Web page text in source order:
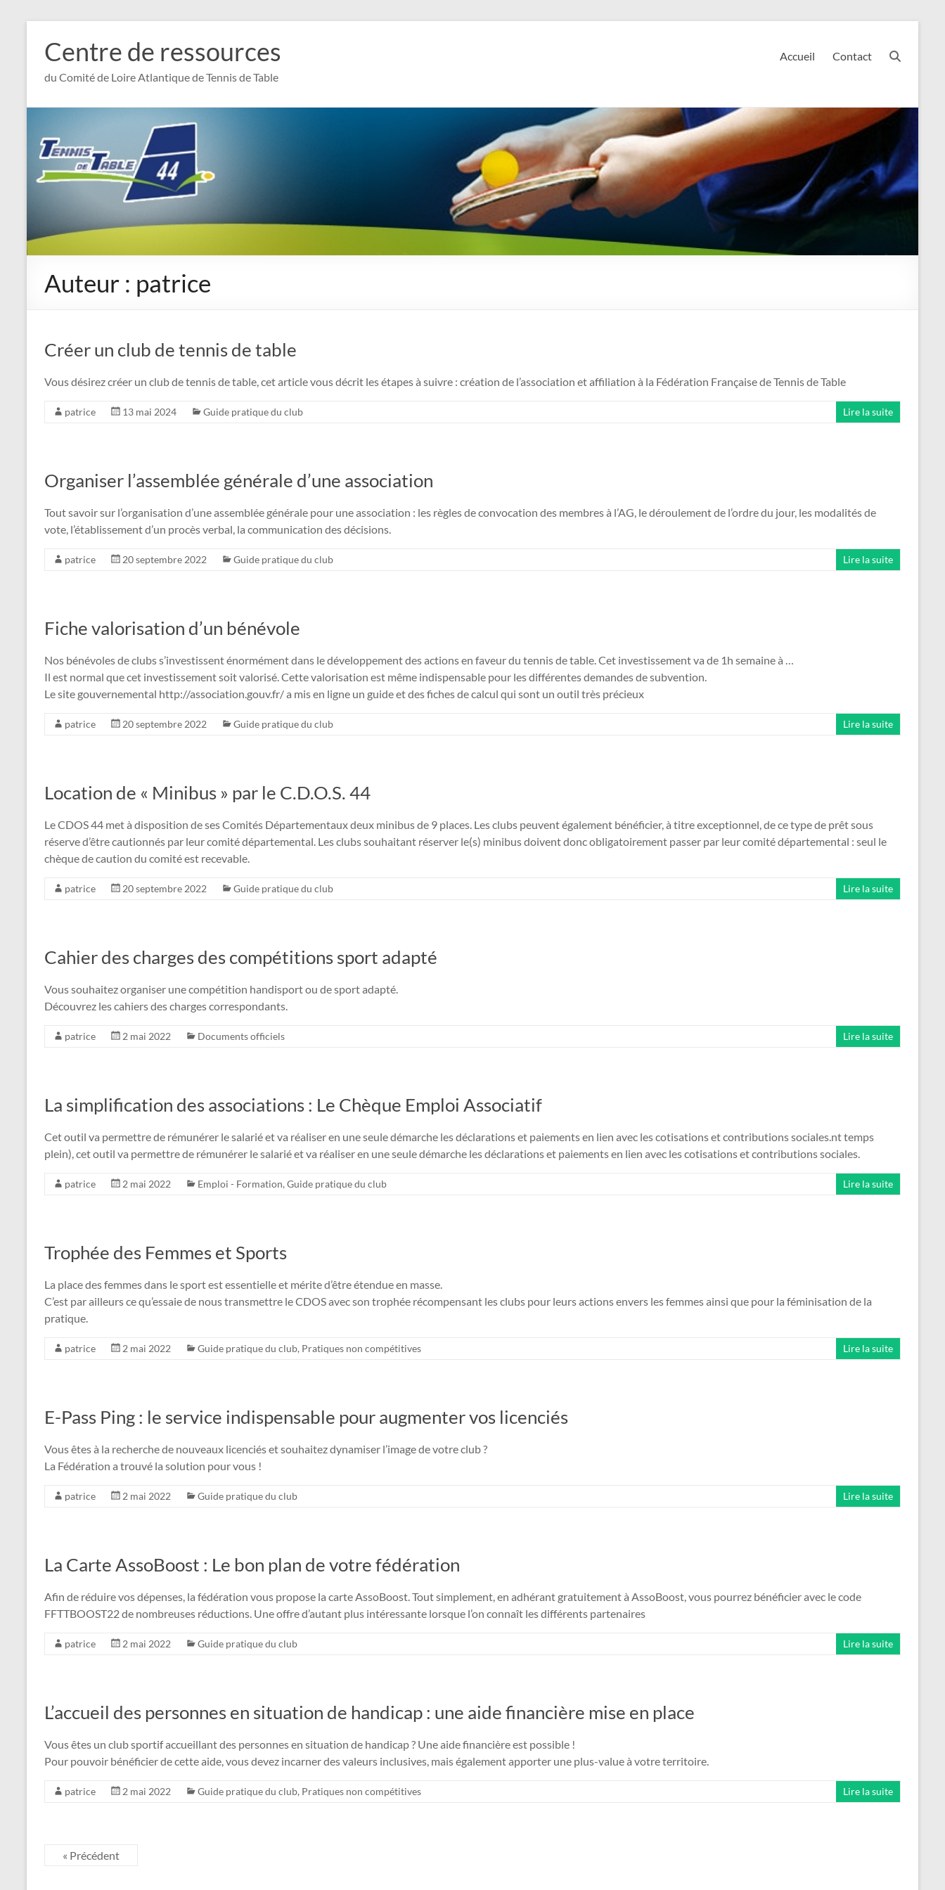
contenu
Centre de ressources
du Comité de Loire Atlantique de Tennis de Table
Accueil Contact
Auteur : patrice
Créer un club de tennis de table
Vous désirez créer un club de tennis de table, cet article vous décrit les étapes à suivre : création de l’association et affiliation à la Fédération Française de Tennis de Table
patrice 13 mai 2024 Guide pratique du club Lire la suite
Organiser l’assemblée générale d’une association
Tout savoir sur l’organisation d’une assemblée générale pour une association : les règles de convocation des membres à l’AG, le déroulement de l’ordre du jour, les modalités de
vote, l’établissement d’un procès verbal, la communication des décisions.
patrice 20 septembre 2022 Guide pratique du club Lire la suite
Fiche valorisation d’un bénévole
Nos bénévoles de clubs s’investissent énormément dans le développement des actions en faveur du tennis de table. Cet investissement va de 1h semaine à …
Il est normal que cet investissement soit valorisé. Cette valorisation est même indispensable pour les différentes demandes de subvention.
Le site gouvernemental http://association.gouv.fr/ a mis en ligne un guide et des fiches de calcul qui sont un outil très précieux
patrice 20 septembre 2022 Guide pratique du club Lire la suite
Location de « Minibus » par le C.D.O.S. 44
Le CDOS 44 met à disposition de ses Comités Départementaux deux minibus de 9 places. Les clubs peuvent également bénéficier, à titre exceptionnel, de ce type de prêt sous
réserve d’être cautionnés par leur comité départemental. Les clubs souhaitant réserver le(s) minibus doivent donc obligatoirement passer par leur comité départemental : seul le
chèque de caution du comité est recevable.
patrice 20 septembre 2022 Guide pratique du club Lire la suite
Cahier des charges des compétitions sport adapté
Vous souhaitez organiser une compétition handisport ou de sport adapté.
Découvrez les cahiers des charges correspondants.
patrice 2 mai 2022 Documents officiels Lire la suite
La simplification des associations : Le Chèque Emploi Associatif
Cet outil va permettre de rémunérer le salarié et va réaliser en une seule démarche les déclarations et paiements en lien avec les cotisations et contributions sociales.nt temps
plein), cet outil va permettre de rémunérer le salarié et va réaliser en une seule démarche les déclarations et paiements en lien avec les cotisations et contributions sociales.
patrice 2 mai 2022 Emploi - Formation, Guide pratique du club Lire la suite
Trophée des Femmes et Sports
La place des femmes dans le sport est essentielle et mérite d’être étendue en masse.
C’est par ailleurs ce qu’essaie de nous transmettre le CDOS avec son trophée récompensant les clubs pour leurs actions envers les femmes ainsi que pour la féminisation de la
pratique.
patrice 2 mai 2022 Guide pratique du club, Pratiques non compétitives Lire la suite
E-Pass Ping : le service indispensable pour augmenter vos licenciés
Vous êtes à la recherche de nouveaux licenciés et souhaitez dynamiser l’image de votre club ?
La Fédération a trouvé la solution pour vous !
patrice 2 mai 2022 Guide pratique du club Lire la suite
La Carte AssoBoost : Le bon plan de votre fédération
Afin de réduire vos dépenses, la fédération vous propose la carte AssoBoost. Tout simplement, en adhérant gratuitement à AssoBoost, vous pourrez bénéficier avec le code
FFTTBOOST22 de nombreuses réductions. Une offre d’autant plus intéressante lorsque l’on connaît les différents partenaires
patrice 2 mai 2022 Guide pratique du club Lire la suite
L’accueil des personnes en situation de handicap : une aide financière mise en place
Vous êtes un club sportif accueillant des personnes en situation de handicap ? Une aide financière est possible !
Pour pouvoir bénéficier de cette aide, vous devez incarner des valeurs inclusives, mais également apporter une plus-value à votre territoire.
patrice 2 mai 2022 Guide pratique du club, Pratiques non compétitives Lire la suite
« Précédent